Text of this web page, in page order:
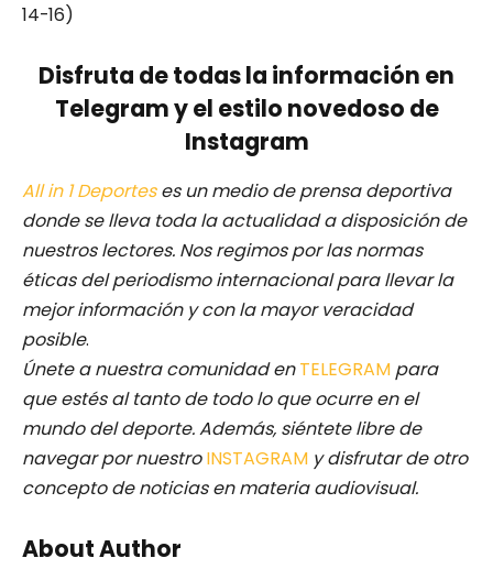
14-16)
Disfruta de todas la información en
Telegram y el estilo novedoso de
Instagram
All in 1 Deporteses un medio de prensa deportiva
donde se lleva toda la actualidad a disposición de
nuestros lectores. Nos regimos por las normas
éticas del periodismo internacional para llevar la
mejor información y con la mayor veracidad
posible.
Únete a nuestra comunidad enTELEGRAM para
que estés al tanto de todo lo que ocurre en el
mundo del deporte. Además, siéntete libre de
navegar por nuestro INSTAGRAM y disfrutar de otro
concepto de noticias en materia audiovisual.
About Author